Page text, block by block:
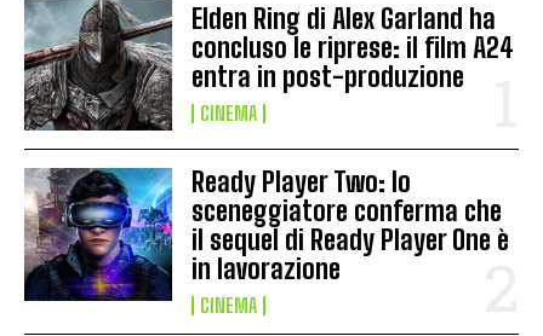
Elden Ring di Alex Garland ha
concluso le riprese: il film A24
entra in post-produzione
CINEMA
Ready Player Two: lo
sceneggiatore conferma che
il sequel di Ready Player One è
in lavorazione
CINEMA